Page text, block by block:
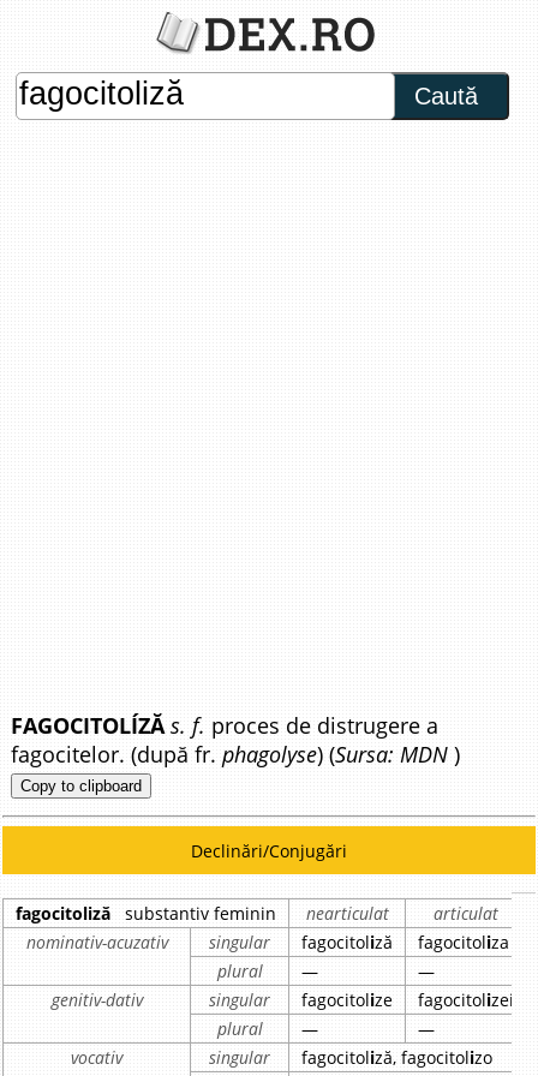
Caută
FAGOCITOLÍZĂ s. f. proces de distrugere a
fagocitelor. (după fr.phagolyse) (Sursa: MDN )
Copy to clipboard
Declinări/Conjugări
fagocitoliză substantiv feminin nearticulat
articulat
nominativ-acuzativ
singular fagocitoliză fagocitoliza
plural
—
—
genitiv-dativ
singular fagocitolize fagocitolizei
plural
—
—
vocativ
singular fagocitoliză, fagocitolizo